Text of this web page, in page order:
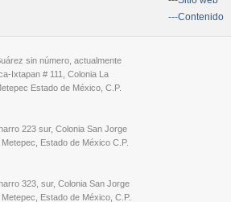
---Contenido
sin número, actualmente
Ixtapan # 111, Colonia La
Estado de México, C.P.
223 sur, Colonia San Jorge
Estado de México C.P.
323, sur, Colonia San Jorge
Estado de México, C.P.